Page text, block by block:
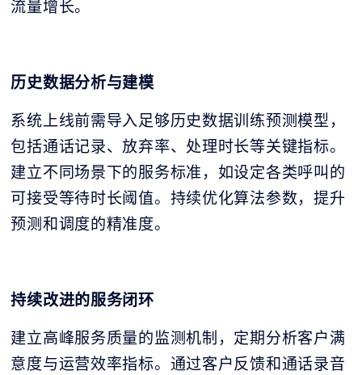
流量增长。
历史数据分析与建模
系统上线前需导入足够历史数据训练预测模型，
包括通话记录、放弃率、处理时长等关键指标。
建立不同场景下的服务标准，如设定各类呼叫的
可接受等待时长阈值。持续优化算法参数，提升
预测和调度的精准度。
持续改进的服务闭环
建立高峰服务质量的监测机制，定期分析客户满
意度与运营效率指标。通过客户反馈和通话录音